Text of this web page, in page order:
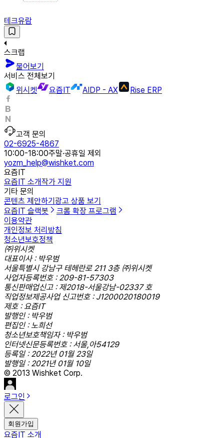
테크유람
스크랩
물어보기
서비스 전체보기
위시켓
요즘IT AIDP - AX Rise ERP
고객 문의
02-6925-4867
10:00-18:00주말·공휴일 제외
yozm_help@wishket.com
요즘IT
요즘IT 소개작가 지원
기타 문의
콘텐츠 제안하기 광고 상품 보기
요즘IT 슬랙봇
크롬 확장 프로그램
이용약관
개인정보 처리방침
청소년보호정책
㈜위시켓
대표이사 : 박우범
서울특별시 강남구 테헤란로 211 3층 ㈜위시켓
사업자등록번호 : 209-81-57303
통신판매업신고 : 제2018-서울강남-02337 호
직업정보제공사업 신고번호 : J1200020180019
제호 : 요즘IT
발행인 : 박우범
편집인 : 노희선
청소년보호책임자 : 박우범
인터넷신문등록번호 : 서울,아54129
등록일 : 2022년 01월 23일
발행일 : 2021년 01월 10일
© 2013 Wishket Corp.
로그인
회원가입
요즘IT 소개